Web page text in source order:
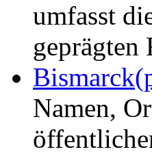
umfasst
Namen,